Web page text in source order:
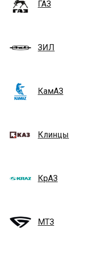
ГАЗ
ЗИЛ
КамАЗ
Клинцы
КрАЗ
МТЗ